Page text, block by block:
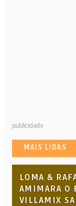
publicidade
MAIS LIDAS
LOMA &
AMIMARA O
VILLAMIX